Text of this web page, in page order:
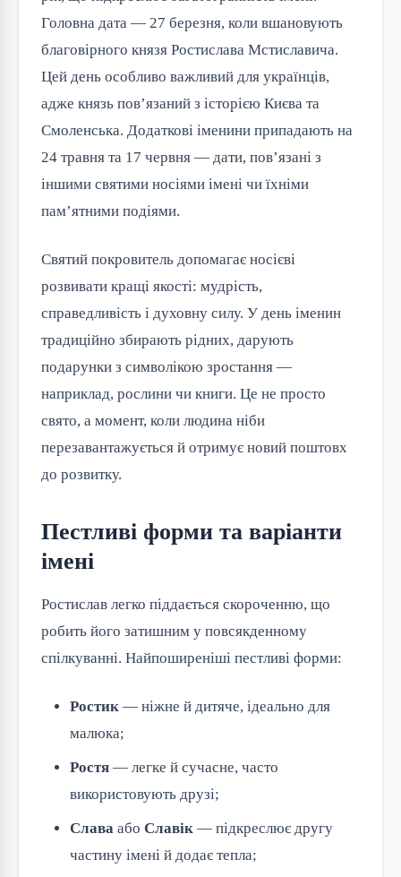
Головна дата — 27 березня, коли вшановують
благовірного князя Ростислава Мстиславича.
Цей день особливо важливий для українців,
адже князь пов’язаний з історією Києва та
Смоленська. Додаткові іменини припадають на
24 травня та 17 червня — дати, пов’язані з
іншими святими носіями імені чи їхніми
пам’ятними подіями.
Святий покровитель допомагає носієві
розвивати кращі якості: мудрість,
справедливість і духовну силу. У день іменин
традиційно збирають рідних, дарують
подарунки з символікою зростання —
наприклад, рослини чи книги. Це не просто
свято, а момент, коли людина ніби
перезавантажується й отримує новий поштовх
до розвитку.
Пестливі форми та варіанти
імені
Ростислав легко піддається скороченню, що
робить його затишним у повсякденному
спілкуванні. Найпоширеніші пестливі форми:
Ростик — ніжне й дитяче, ідеально для
малюка;
Ростя — легке й сучасне, часто
використовують друзі;
Слава або Славік — підкреслює другу
частину імені й додає тепла;